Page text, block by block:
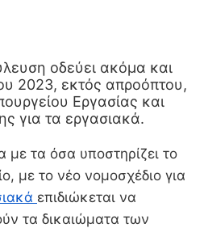
οδεύει ακόμα και
2023, εκτός απροόπτου,
Εργασίας και
για τα εργασιακά.
τα όσα υποστηρίζει το
με το νέο νομοσχέδιο για
επιδιώκεται να
τα δικαιώματα των